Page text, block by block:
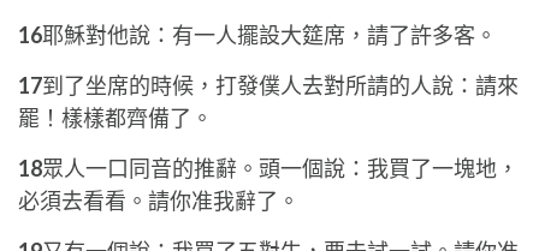
16耶穌對他說：有一人擺設大筵席，請了許多客。
17到了坐席的時候，打發僕人去對所請的人說：請來
罷！樣樣都齊備了。
18眾人一口同音的推辭。頭一個說：我買了一塊地，
必須去看看。請你准我辭了。